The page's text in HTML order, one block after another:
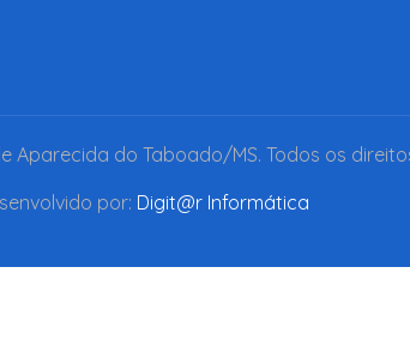
Aparecida do Taboado/MS. Todos os
por: Digit@r Informática